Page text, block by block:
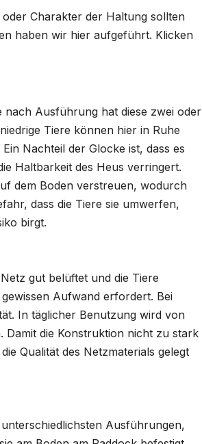
Charakter der Haltung sollten
haben wir hier aufgeführt. Klicken
nach Ausführung hat diese zwei oder
Tiere können hier in Ruhe
Nachteil der Glocke ist, dass es
Haltbarkeit des Heus verringert.
dem Boden verstreuen, wodurch
dass die Tiere sie umwerfen,
birgt.
gut belüftet und die Tiere
Aufwand erfordert. Bei
In täglicher Benutzung wird von
Damit die Konstruktion nicht zu stark
Qualität des Netzmaterials gelegt
unterschiedlichsten Ausführungen,